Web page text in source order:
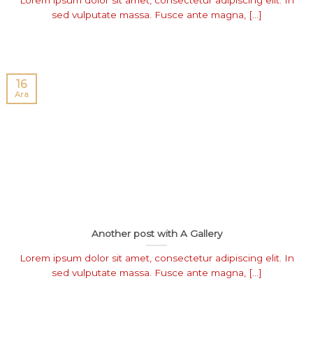
sed vulputate massa. Fusce ante magna, [...]
Another post with A Gallery
Lorem ipsum dolor sit amet, consectetur adipiscing elit. In
sed vulputate massa. Fusce ante magna, [...]
16
Ara